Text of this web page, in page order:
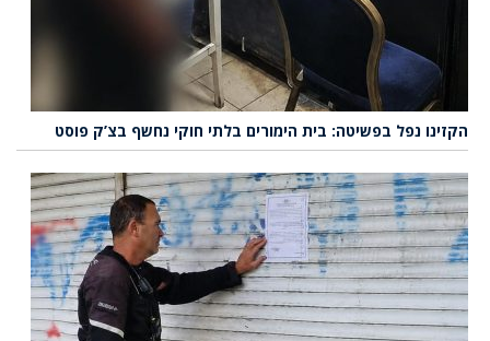
נפל בפשיטה: בית הימורים בלתי חוקי נחשף בצ’ק פוסט